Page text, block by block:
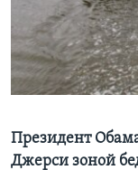
Learning English
СОЦИАЛЬНЫЕ СЕТИ
Языки
Президент
Джерси зоной